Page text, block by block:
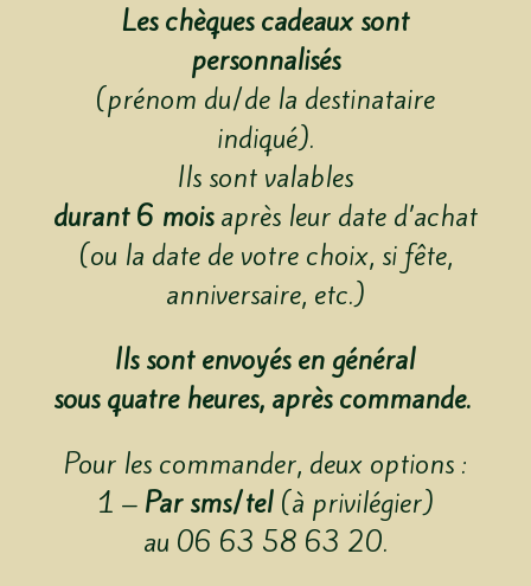
Les chèques cadeaux ​​​​​​​sont
personnalisés
(prénom du/de la destinataire
indiqué).
Ils sont valables
durant 6 moisaprès leur date d’achat
(ou la date de votre choix, si fête,
anniversaire, etc.)
Ils sont envoyés en général
sous quatre heures, après commande.
Pour les commander, deux options :
1 – Par sms/tel(à privilégier)
au 06 63 58 63 20.